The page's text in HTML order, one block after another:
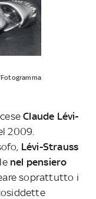
Claude Lévi-
2009.
Lévi-Strauss
nel pensiero
soprattutto i